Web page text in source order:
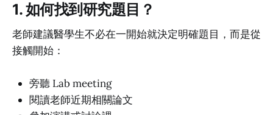
1. 如何找到研究題目？
老師建議醫學生不必在一開始就決定明確題目，而是從
接觸開始：
旁聽 Lab meeting
閱讀老師近期相關論文